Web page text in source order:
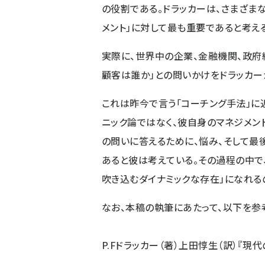
の役割である。ドラッカーは、さまざ
メント」に対して最も重要であると考え
実際に、世界中の企業、金融機関、政府
顧客は誰か」との問いかけをドラッカ
これは昨今で言う「コーチング手法」
ニック論ではなく、彼自身のマネジメ
の問いに答えるために、悩み、そして最
あると彼は考えている。その過程の中
吹き込むダイナミックな存在」になれる
なお、本稿の執筆にあたって、以下を参
P.Fドラッカー（著）上田惇生（訳）『現